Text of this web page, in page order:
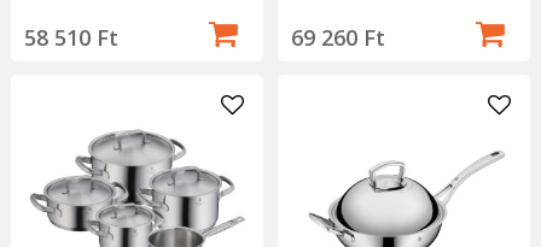
58 510 Ft 69 260 Ft